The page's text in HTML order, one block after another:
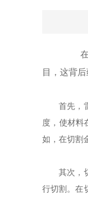
在现
目，这背
首先，雷
度，使材料
如，在切割
其次，切
行切割。在